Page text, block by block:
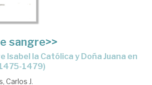
sangre>>
1479)
Carlos J.